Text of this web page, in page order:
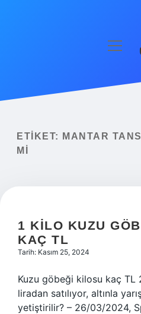
Yasal Uyarı
menüyü
ETIKET:
MANTAR
MI
1 KILO KUZU
KAÇ TL
Tarih: Kasım 25, 2024
Kuzu göbeği kilosu kaç TL
liradan satılıyor, altınla
yetiştirilir? – 26/03/2024,